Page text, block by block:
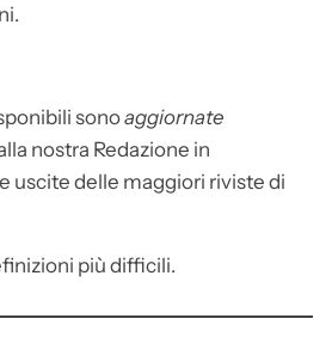
sonoaggiornate
nostra Redazione in
uscite delle maggiori riviste di
più difficili.